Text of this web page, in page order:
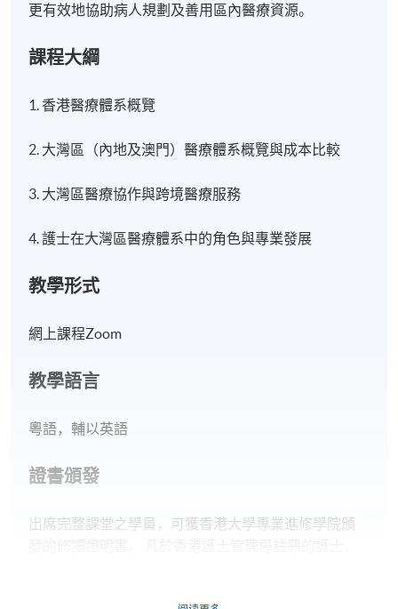
更有效地協助病人規劃及善用區內醫療資源。
課程大綱
1. 香港醫療體系概覽
2. 大灣區（內地及澳門）醫療體系概覽與成本比較
3. 大灣區醫療協作與跨境醫療服務
4. 護士在大灣區醫療體系中的角色與專業發展
教學形式
網上課程Zoom
教學語言
粵語，輔以英語
證書頒發
出席完整課堂之學員，可獲香港大學專業進修學院頒